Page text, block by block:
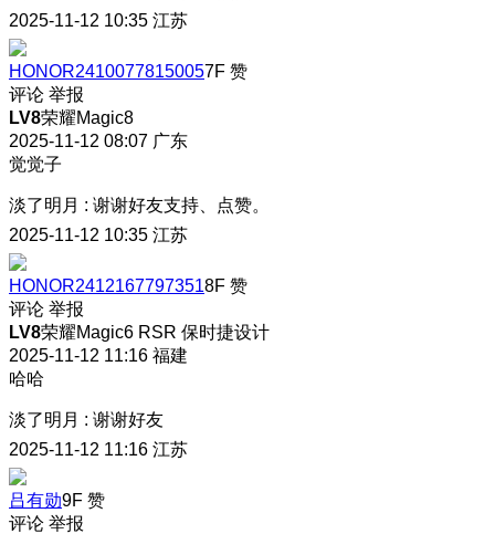
2025-11-12 10:35 江苏
HONOR24100778150057F 赞
评论 举报
LV8荣耀Magic8
2025-11-12 08:07 广东
觉觉子
淡了明月 : 谢谢好友支持、点赞。
2025-11-12 10:35 江苏
HONOR24121677973518F 赞
评论 举报
LV8荣耀Magic6 RSR 保时捷设计
2025-11-12 11:16 福建
哈哈
淡了明月 : 谢谢好友
2025-11-12 11:16 江苏
吕有勋9F 赞
评论 举报